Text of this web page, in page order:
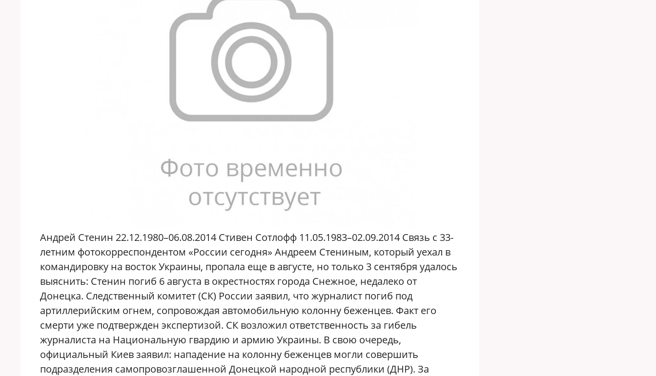
Андрей Стенин 22.12.1980–06.08.2014 Стивен Сотлофф 11.05.1983–02.09.2014 Связь с 33-
летним фотокорреспондентом «России сегодня» Андреем Стениным, который уехал в
командировку на восток Украины, пропала еще в августе, но только 3 сентября удалось
выяснить: Стенин погиб 6 августа в окрестностях города Снежное, недалеко от
Донецка. Следственный комитет (СК) России заявил, что журналист погиб под
артиллерийским огнем, сопровождая автомобильную колонну беженцев. Факт его
смерти уже подтвержден экспертизой. СК возложил ответственность за гибель
журналиста на Национальную гвардию и армию Украины. В свою очередь,
официальный Киев заявил: нападение на колонну беженцев могли совершить
подразделения самопровозглашенной Донецкой народной республики (ДНР). За